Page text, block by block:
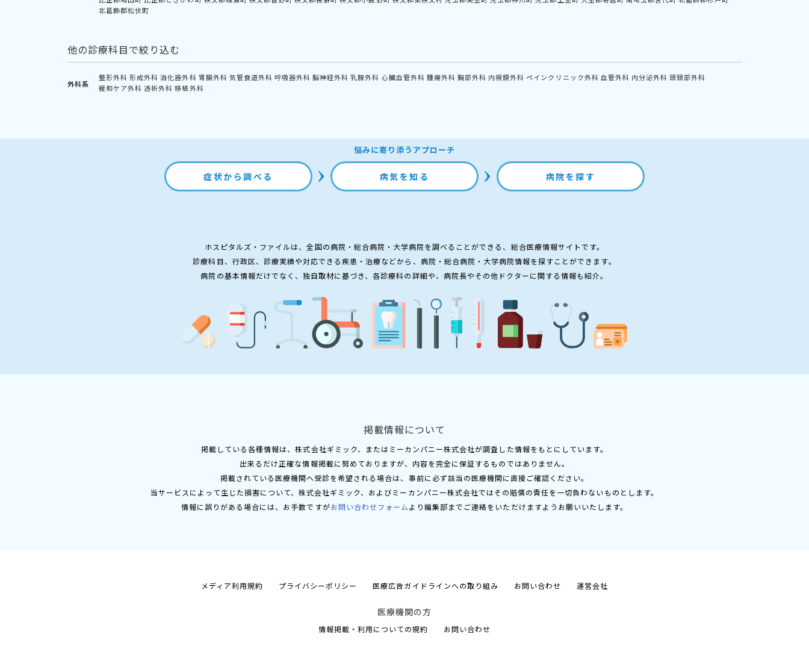
北葛飾郡松伏町
他の診療科目で絞り込む
外科系
整形外科 形成外科 消化器外科 胃腸外科 気管食道外科 呼吸器外科 脳神経外科 乳腺外科 心臓血管外科 腫瘍外科 胸部外科 内視鏡外科 ペインクリニック外科 血管外科 内分泌外科 頭頸部外科
緩和ケア外科 透析外科 移植外科
悩みに寄り添うアプローチ
症状から調べる 病気を知る 病院を探す
ホスピタルズ・ファイルは、全国の病院・総合病院・大学病院を調べることができる、総合医療情報サイトです。
診療科目、行政区、診療実績や対応できる疾患・治療などから、病院・総合病院・大学病院情報を探すことができます。
病院の基本情報だけでなく、独自取材に基づき、各診療科の詳細や、病院長やその他ドクターに関する情報も紹介。
掲載情報について
掲載している各種情報は、株式会社ギミック、またはミーカンパニー株式会社が調査した情報をもとにしています。
出来るだけ正確な情報掲載に努めておりますが、内容を完全に保証するものではありません。
掲載されている医療機関へ受診を希望される場合は、事前に必ず該当の医療機関に直接ご確認ください。
当サービスによって生じた損害について、株式会社ギミック、およびミーカンパニー株式会社ではその賠償の責任を一切負わないものとします。
情報に誤りがある場合には、お手数ですがお問い合わせフォームより編集部までご連絡をいただけますようお願いいたします。
メディア利用規約 プライバシーポリシー 医療広告ガイドラインへの取り組み お問い合わせ 運営会社
医療機関の方
情報掲載・利用についての規約 お問い合わせ